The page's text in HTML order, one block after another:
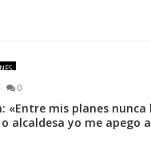
0
«Entre mis planes
alcaldesa yo me apego